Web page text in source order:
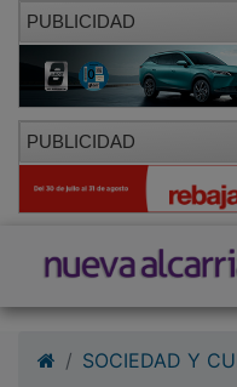
PUBLICIDAD
PUBLICIDAD